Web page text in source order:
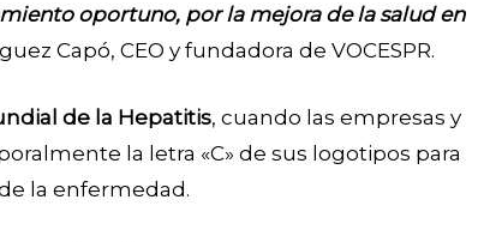
oportuno, por la mejora de la salud en
Capó, CEO y fundadora de VOCESPR.
de la Hepatitis, cuando las empresas y
la letra «C» de sus logotipos para
la enfermedad.